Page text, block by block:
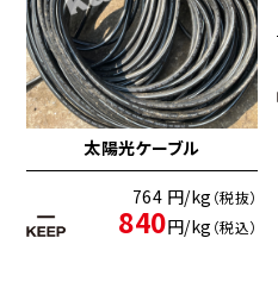
太陽光ケーブル
764 円/kg （税抜）
840円/kg （税込）